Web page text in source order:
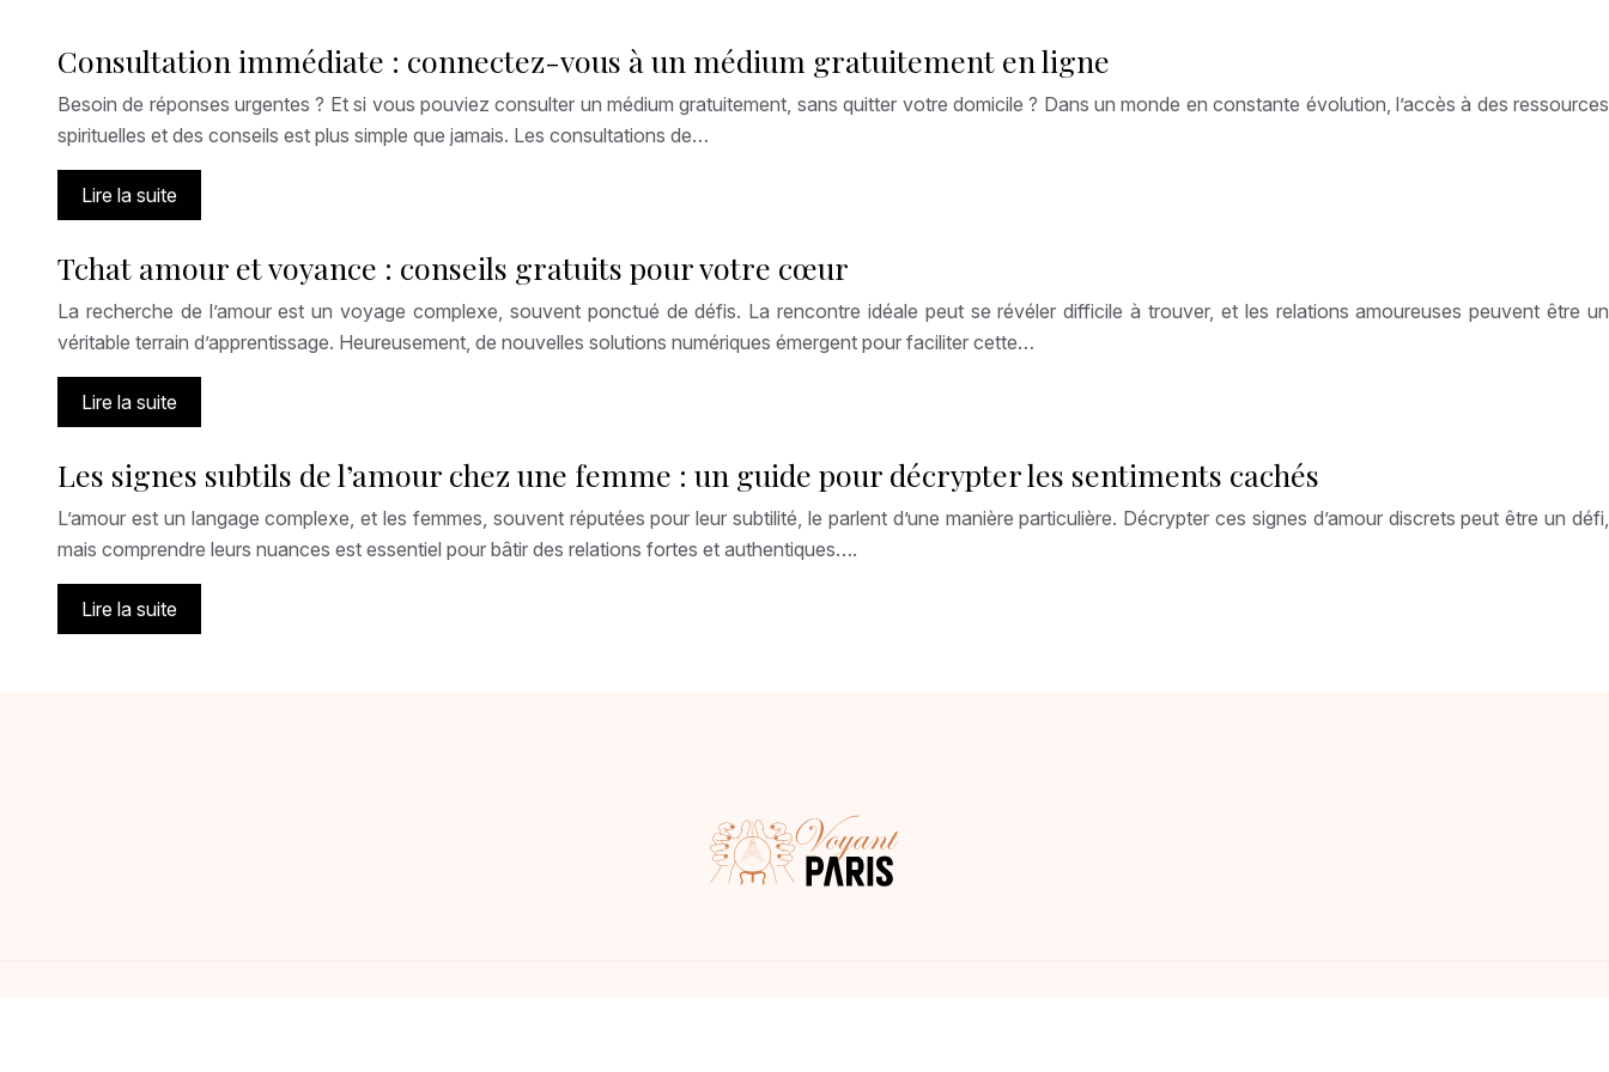
Consultation immédiate : connectez-vous à un médium gratuitement en ligne
Besoin de réponses urgentes ? Et si vous pouviez consulter un médium gratuitement, sans quitter votre domicile ? Dans un monde en constante évolution, l’accès à des ressources
spirituelles et des conseils est plus simple que jamais. Les consultations de…
Lire la suite
Tchat amour et voyance : conseils gratuits pour votre cœur
La recherche de l’amour est un voyage complexe, souvent ponctué de défis. La rencontre idéale peut se révéler difficile à trouver, et les relations amoureuses peuvent être un
véritable terrain d’apprentissage. Heureusement, de nouvelles solutions numériques émergent pour faciliter cette…
Lire la suite
Les signes subtils de l’amour chez une femme : un guide pour décrypter les sentiments cachés
L’amour est un langage complexe, et les femmes, souvent réputées pour leur subtilité, le parlent d’une manière particulière. Décrypter ces signes d’amour discrets peut être un défi,
mais comprendre leurs nuances est essentiel pour bâtir des relations fortes et authentiques….
Lire la suite